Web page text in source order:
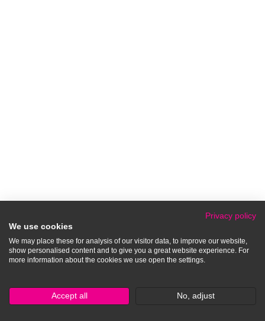
Privacy policy
We use cookies
We may place these for analysis of our visitor data, to improve our website,
show personalised content and to give you a great website experience. For
more information about the cookies we use open the settings.
Accept all No, adjust